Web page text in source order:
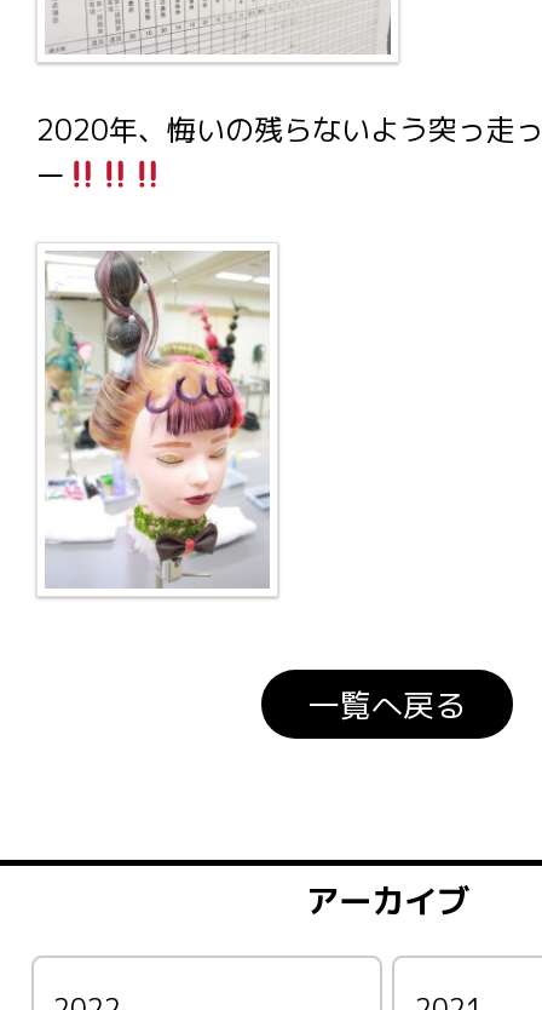
2020年、悔いの残らないよう突っ走
ー
一覧へ戻る
アーカイブ